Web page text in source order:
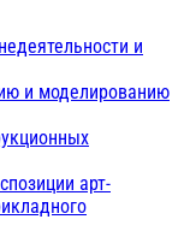
и
и моделированию
арт-